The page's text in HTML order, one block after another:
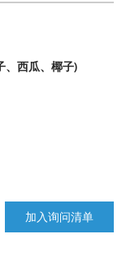
、西瓜、椰子)
加入询问清单